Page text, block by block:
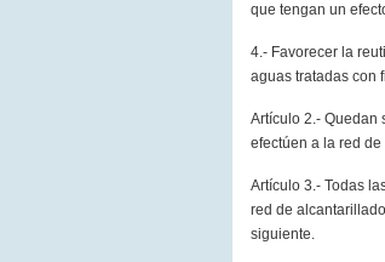
que tengan un
4.- Favorecer la
aguas tratadas con
Artículo 2.- Quedan
efectúen a la red
Artículo 3.- Todas
red de
siguiente.